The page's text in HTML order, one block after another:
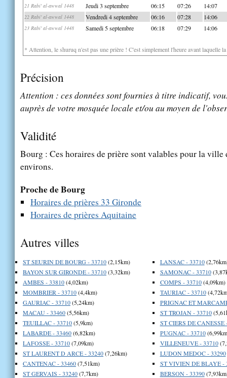
21 Rabi' al-awwal 1448 Jeudi 3 septembre 06:15 07:26 14:07
22 Rabi' al-awwal 1448 Vendredi 4 septembre 06:16 07:28 14:06
23 Rabi' al-awwal 1448 Samedi 5 septembre 06:18 07:29 14:06
* Attention, le shuruq n'est pas une prière ! C'est simplement l'heure avant laquelle
Précision
Attention : ces données sont fournies à titre indicatif,
auprès de votre mosquée locale et/ou au moyen de
Validité
Bourg : Ces horaires de prière sont valables pour la ville
environs.
Proche de Bourg
Horaires de prières 33 Gironde
Horaires de prières Aquitaine
Autres villes
ST SEURIN DE BOURG - 33710(2,15km)
BAYON SUR GIRONDE - 33710(3,32km)
AMBES - 33810(4,02km)
MOMBRIER - 33710(4,4km)
GAURIAC - 33710(5,24km)
MACAU - 33460(5,56km)
TEUILLAC - 33710(5,9km)
LABARDE - 33460(6,82km)
LAFOSSE - 33710(7,09km)
ST LAURENT D ARCE - 33240(7,26km)
CANTENAC - 33460(7,51km)
ST GERVAIS - 33240(7,7km)
LANSAC - 33710
SAMONAC - 33710
COMPS - 33710(4,09km)
TAURIAC - 33710
PRIGNAC ET
ST TROJAN - 33710
ST CIERS DE CANESSE
PUGNAC - 33710
VILLENEUVE - 33710
LUDON MEDOC - 33290
ST VIVIEN DE BLAYE -
BERSON - 33390